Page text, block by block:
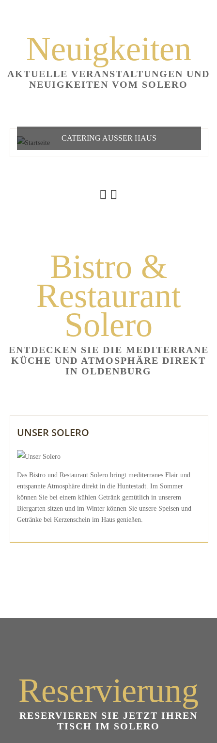
Neuigkeiten
AKTUELLE VERANSTALTUNGEN UND
NEUIGKEITEN VOM SOLERO
CATERING AUSSER HAUS
Bistro &
Restaurant
Solero
ENTDECKEN SIE DIE MEDITERRANE
KÜCHE UND ATMOSPHÄRE DIREKT
IN OLDENBURG
UNSER SOLERO
Das Bistro und Restaurant Solero bringt mediterranes Flair und
entspannte Atmosphäre direkt in die Huntestadt. Im Sommer
können Sie bei einem kühlen Getränk gemütlich in unserem
Biergarten sitzen und im Winter können Sie unsere Speisen und
Getränke bei Kerzenschein im Haus genießen.
Reservierung
RESERVIEREN SIE JETZT IHREN
TISCH IM SOLERO